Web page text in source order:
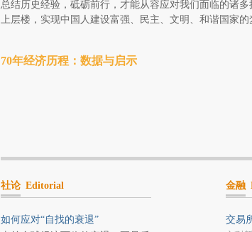
总结历史经验，砥砺前行，才能从容应对我们面临的诸多
上层楼，实现中国人建设富强、民主、文明、和谐国家的
70年经济历程：数据与启示
社论 Editorial
如何应对“自找的衰退”
金融
交易